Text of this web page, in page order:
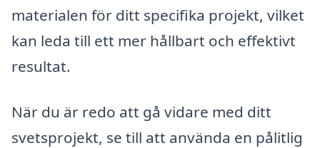
materialen för ditt specifika projekt, vilket
kan leda till ett mer hållbart och effektivt
resultat.
När du är redo att gå vidare med ditt
svetsprojekt, se till att använda en pålitlig